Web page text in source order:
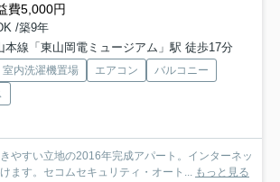
費5,000円
/築9年
本線「東山岡電ミュージアム」駅 徒歩17分
室内洗濯機置場 エアコン
バルコニー
やすい立地の2016年完成アパート。インターネッ
ます。セコムセキュリティ・オート... もっと見る